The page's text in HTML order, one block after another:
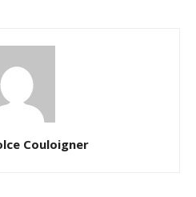
Couloigner